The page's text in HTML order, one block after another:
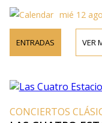
mié 12
ENTRADAS VER
CONCIERTOS